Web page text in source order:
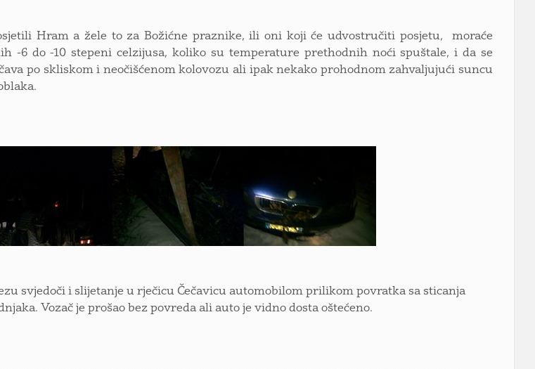
Hram a žele to za Božićne praznike, ili oni koji će udvostručiti posjetu, moraće
-6 do -10 stepeni celzijusa, koliko su temperature prethodnih noći spuštale, i da se
po skliskom i neočišćenom kolovozu ali ipak nekako prohodnom zahvaljujući suncu
svjedoči i slijetanje u rječicu Čečavicu automobilom prilikom povratka sa sticanja
Vozač je prošao bez povreda ali auto je vidno dosta oštećeno.